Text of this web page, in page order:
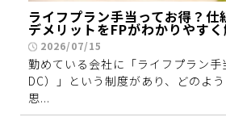
ライフプラン手当ってお得？仕
デメリットをFPがわかりやす
2026/07/15
勤めている会社に「ライフプラン手
DC）」という制度があり、どのよ
思...